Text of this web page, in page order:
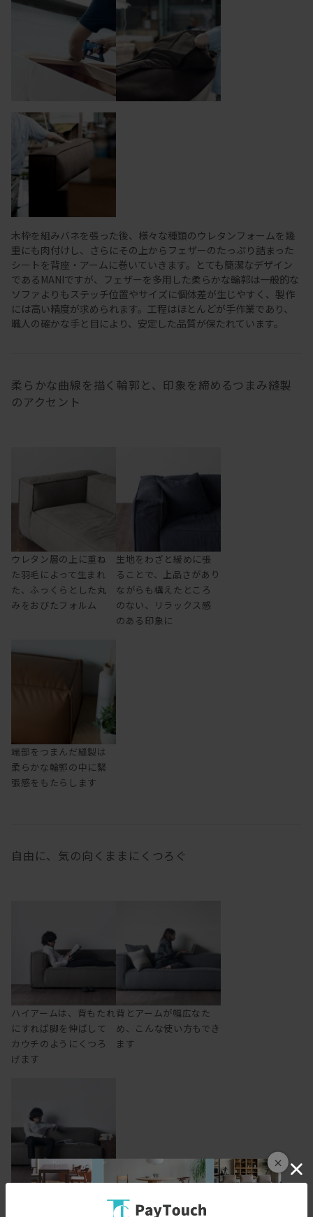
×
木枠を組みバネを張った後、様々な種類のウレタンフォームを幾
重にも肉付けし、さらにその上からフェザーのたっぷり詰まった
シートを背座・アームに巻いていきます。とても簡潔なデザイン
であるMANIですが、フェザーを多用した柔らかな輪郭は一般的な
ソファよりもステッチ位置やサイズに個体差が生じやすく、製作
には高い精度が求められます。工程はほとんどが手作業であり、
職人の確かな手と目により、安定した品質が保たれています。
柔らかな曲線を描く輪郭と、印象を締めるつまみ縫製
のアクセント
ウレタン層の上に重ね
た羽毛によって生まれ
た、ふっくらとした丸
みをおびたフォルム
生地をわざと緩めに張
ることで、上品さがあり
ながらも構えたところ
のない、リラックス感
のある印象に
端部をつまんだ縫製は
柔らかな輪郭の中に緊
張感をもたらします
自由に、気の向くままにくつろぐ
ハイアームは、背もたれ
にすれば脚を伸ばして
カウチのようにくつろ
げます
背とアームが幅広なた
め、こんな使い方もでき
ます